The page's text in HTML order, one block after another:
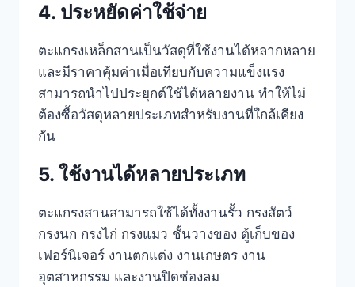
4. ประหยัดค่าใช้จ่าย
ตะแกรงเหล็กสานเป็นวัสดุที่ใช้งานได้หลากหลาย
และมีราคาคุ้มค่าเมื่อเทียบกับความแข็งแรง
สามารถนำไปประยุกต์ใช้ได้หลายงาน ทำให้ไม่
ต้องซื้อวัสดุหลายประเภทสำหรับงานที่ใกล้เคียง
กัน
5. ใช้งานได้หลายประเภท
ตะแกรงสานสามารถใช้ได้ทั้งงานรั้ว กรงสัตว์
กรงนก กรงไก่ กรงแมว ชั้นวางของ ตู้เก็บของ
เฟอร์นิเจอร์ งานตกแต่ง งานเกษตร งาน
อุตสาหกรรม และงานปิดช่องลม